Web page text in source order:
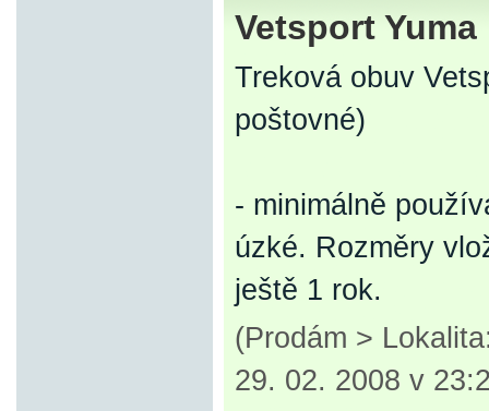
Vetsport Yuma
Treková obuv
poštovné)
- minimálně
úzké. Rozměry
ještě 1 rok.
(Prodám >
29. 02. 2008 v